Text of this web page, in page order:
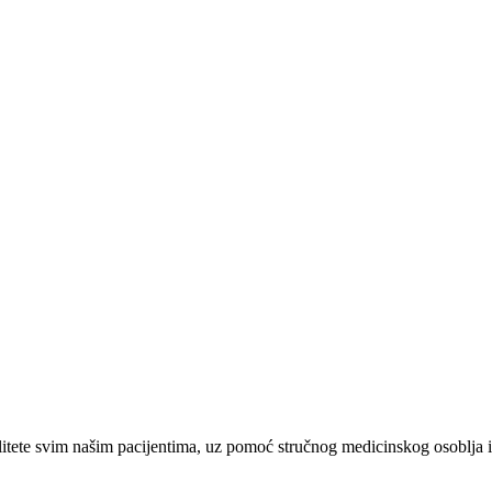
svim našim pacijentima, uz pomoć stručnog medicinskog